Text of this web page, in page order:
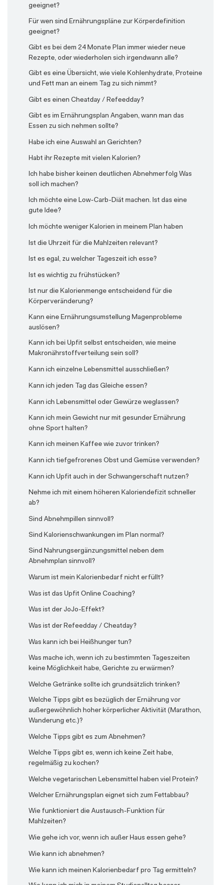
Wie kann ich bestimmte Arten von Mahlzeiten
Wie kann ich meinen Plan anpassen?
Wie kann ich mich in meinem Studienalltag besser
ernähren?
Wieso sind die Portionen so groß?
Wieso sind die Portionen so groß?
Wo kaufe ich Paleo-Brot?
Wieso sind die Portionen so groß?
geeignet?
Für wen sind Ernährungspläne zur Körperdefinition
geeignet?
Gibt es bei dem 24 Monate Plan immer wieder neue
Rezepte, oder wiederholen sich irgendwann alle?
Gibt es eine Übersicht, wie viele Kohlenhydrate, Proteine
und Fett man an einem Tag zu sich nimmt?
Gibt es einen Cheatday / Refeedday?
Gibt es im Ernährungsplan Angaben, wann man das
Essen zu sich nehmen sollte?
Habe ich eine Auswahl an Gerichten?
Habt ihr Rezepte mit vielen Kalorien?
Ich habe bisher keinen deutlichen Abnehmerfolg Was
soll ich machen?
Ich möchte eine Low-Carb-Diät machen. Ist das eine
gute Idee?
Ich möchte weniger Kalorien in meinem Plan haben
Ist die Uhrzeit für die Mahlzeiten relevant?
Ist es egal, zu welcher Tageszeit ich esse?
Ist es wichtig zu frühstücken?
Ist nur die Kalorienmenge entscheidend für die
Körperveränderung?
Kann eine Ernährungsumstellung Magenprobleme
auslösen?
Kann ich bei Upfit selbst entscheiden, wie meine
Makronährstoffverteilung sein soll?
Kann ich einzelne Lebensmittel ausschließen?
Kann ich jeden Tag das Gleiche essen?
Kann ich Lebensmittel oder Gewürze weglassen?
Kann ich mein Gewicht nur mit gesunder Ernährung
ohne Sport halten?
Kann ich meinen Kaffee wie zuvor trinken?
Kann ich tiefgefrorenes Obst und Gemüse verwenden?
Kann ich Upfit auch in der Schwangerschaft nutzen?
Nehme ich mit einem höheren Kaloriendefizit schneller
ab?
Sind Abnehmpillen sinnvoll?
Sind Kalorienschwankungen im Plan normal?
Sind Nahrungsergänzungsmittel neben dem
Abnehmplan sinnvoll?
Warum ist mein Kalorienbedarf nicht erfüllt?
Was ist das Upfit Online Coaching?
Was ist der JoJo-Effekt?
Was ist der Refeedday / Cheatday?
Was kann ich bei Heißhunger tun?
Was mache ich, wenn ich zu bestimmten Tageszeiten
keine Möglichkeit habe, Gerichte zu erwärmen?
Welche Getränke sollte ich grundsätzlich trinken?
Welche Tipps gibt es bezüglich der Ernährung vor
außergewöhnlich hoher körperlicher Aktivität (Marathon,
Wanderung etc.)?
Welche Tipps gibt es zum Abnehmen?
Welche Tipps gibt es, wenn ich keine Zeit habe,
regelmäßig zu kochen?
Welche vegetarischen Lebensmittel haben viel Protein?
Welcher Ernährungsplan eignet sich zum Fettabbau?
Wie funktioniert die Austausch-Funktion für
Mahlzeiten?
Wie gehe ich vor, wenn ich außer Haus essen gehe?
Wie kann ich abnehmen?
Wie kann ich meinen Kalorienbedarf pro Tag ermitteln?